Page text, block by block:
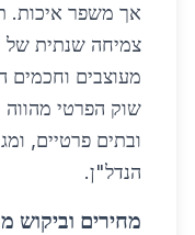
מעוצבים וחכמים
ובתים פרטיים,
הנדל"ן.
מחירים וביקוש